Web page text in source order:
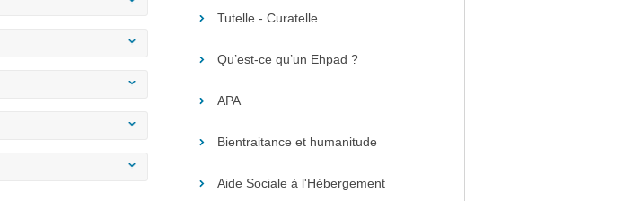
Tutelle - Curatelle
Qu’est-ce qu’un Ehpad ?
APA
Bientraitance et humanitude
Aide Sociale à l'Hébergement